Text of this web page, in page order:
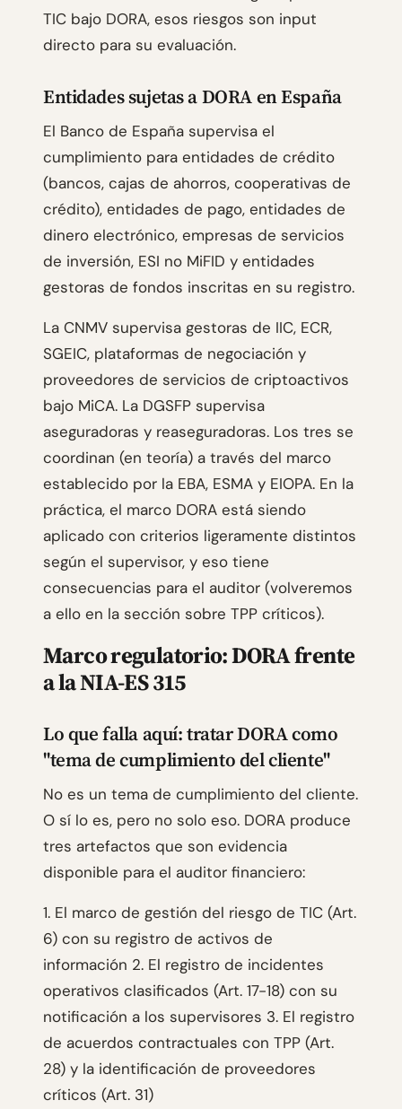
TIC bajo DORA, esos riesgos son input
directo para su evaluación.
Entidades sujetas a DORA en España
El Banco de España supervisa el
cumplimiento para entidades de crédito
(bancos, cajas de ahorros, cooperativas de
crédito), entidades de pago, entidades de
dinero electrónico, empresas de servicios
de inversión, ESI no MiFID y entidades
gestoras de fondos inscritas en su registro.
La CNMV supervisa gestoras de IIC, ECR,
SGEIC, plataformas de negociación y
proveedores de servicios de criptoactivos
bajo MiCA. La DGSFP supervisa
aseguradoras y reaseguradoras. Los tres se
coordinan (en teoría) a través del marco
establecido por la EBA, ESMA y EIOPA. En la
práctica, el marco DORA está siendo
aplicado con criterios ligeramente distintos
según el supervisor, y eso tiene
consecuencias para el auditor (volveremos
a ello en la sección sobre TPP críticos).
Marco regulatorio: DORA frente
a la NIA-ES 315
Lo que falla aquí: tratar DORA como
"tema de cumplimiento del cliente"
No es un tema de cumplimiento del cliente.
O sí lo es, pero no solo eso. DORA produce
tres artefactos que son evidencia
disponible para el auditor financiero:
1. El marco de gestión del riesgo de TIC (Art.
6) con su registro de activos de
información 2. El registro de incidentes
operativos clasificados (Art. 17-18) con su
notificación a los supervisores 3. El registro
de acuerdos contractuales con TPP (Art.
28) y la identificación de proveedores
críticos (Art. 31)